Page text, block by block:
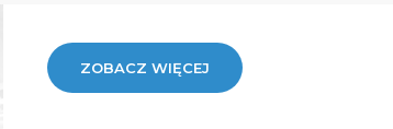
ZOBACZ WIĘCEJ